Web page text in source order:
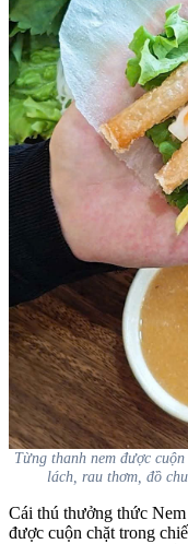
Từng thanh nem được
lách, rau thơm, đồ
Cái thú thưởng thức
được cuộn chặt trong